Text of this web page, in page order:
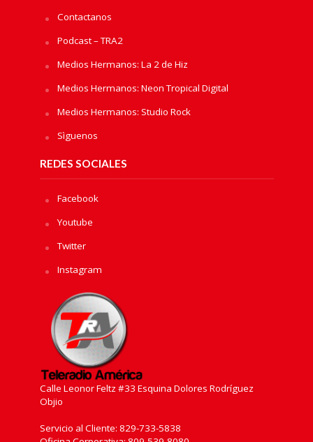
Contactanos
Podcast – TRA2
Medios Hermanos: La 2 de Hiz
Medios Hermanos: Neon Tropical Digital
Medios Hermanos: Studio Rock
Sìguenos
REDES SOCIALES
Facebook
Youtube
Twitter
Instagram
Calle Leonor Feltz #33 Esquina Dolores Rodríguez
Objio
Servicio al Cliente: 829-733-5838